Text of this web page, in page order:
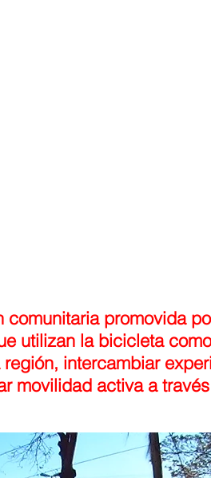
promovida
utilizan la bicicleta
intercambiar
movilidad activa a